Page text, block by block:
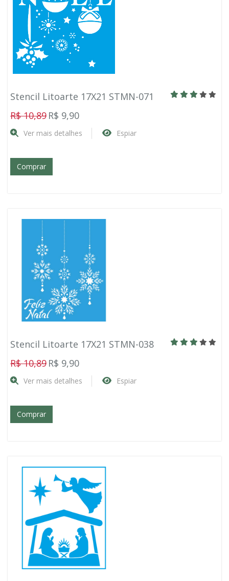
Stencil Litoarte 17X21 STMN-071
R$ 10,89 R$ 9,90
Ver mais detalhes Espiar
Comprar
Stencil Litoarte 17X21 STMN-038
R$ 10,89 R$ 9,90
Ver mais detalhes Espiar
Comprar